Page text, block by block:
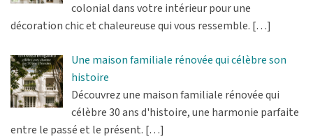
colonial dans votre intérieur pour une
décoration chic et chaleureuse qui vous ressemble. […]
Une maison familiale rénovée qui célèbre son
histoire
Découvrez une maison familiale rénovée qui
célèbre 30 ans d'histoire, une harmonie parfaite
entre le passé et le présent. […]